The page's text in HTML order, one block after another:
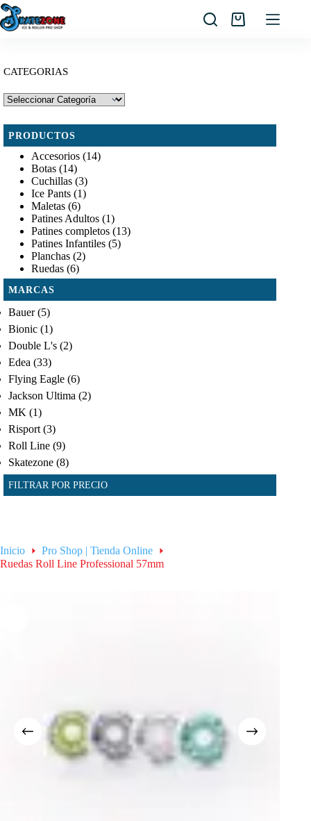
Saltar
al
contenido
Carro
Inicio
Pro Shop | Tienda Online
Ruedas Roll Line Professional 57mm
CATEGORIAS
PRODUCTOS
Accesorios (14)
Botas (14)
Cuchillas (3)
Ice Pants (1)
Maletas (6)
Patines Adultos (1)
Patines completos (13)
Patines Infantiles (5)
Planchas (2)
Ruedas (6)
MARCAS
Bauer(5)
Bionic (1)
Double L's (2)
Edea (33)
Flying Eagle (6)
Jackson Ultima (2)
MK (1)
Risport (3)
Roll Line (9)
Skatezone (8)
FILTRAR POR PRECIO